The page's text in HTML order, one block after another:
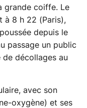
grande coiffe. Le
à 8 h 22 (Paris),
depuis le
passage un public
décollages au
avec son
oxygène) et ses